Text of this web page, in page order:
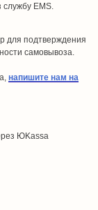
службу EMS.
для подтверждения
самовывоза.
напишите нам на
ЮKassa